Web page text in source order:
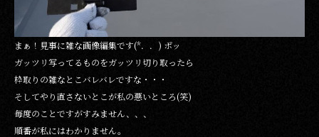
まぁ！見事に雑な画像編集です(*．．) ポッ
ガッツリ写ってるものをガッツリ切り取ったら
枠取りの雑なとこバレバレですな・・・
そしてやり直さないとこが私の悪いところ(笑)
毎度のことですがすみません、、、
順番が私にはわかりません。